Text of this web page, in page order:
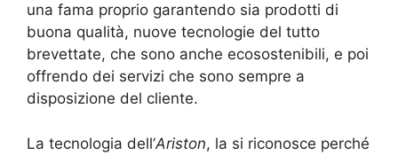
una fama proprio garantendo sia prodotti di
buona qualità, nuove tecnologie del tutto
brevettate, che sono anche ecosostenibili, e poi
offrendo dei servizi che sono sempre a
disposizione del cliente.
La tecnologia dell’Ariston, la si riconosce perché